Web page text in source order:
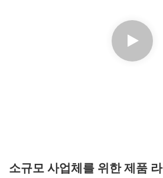
소규모 사업체를 위한 제품 라